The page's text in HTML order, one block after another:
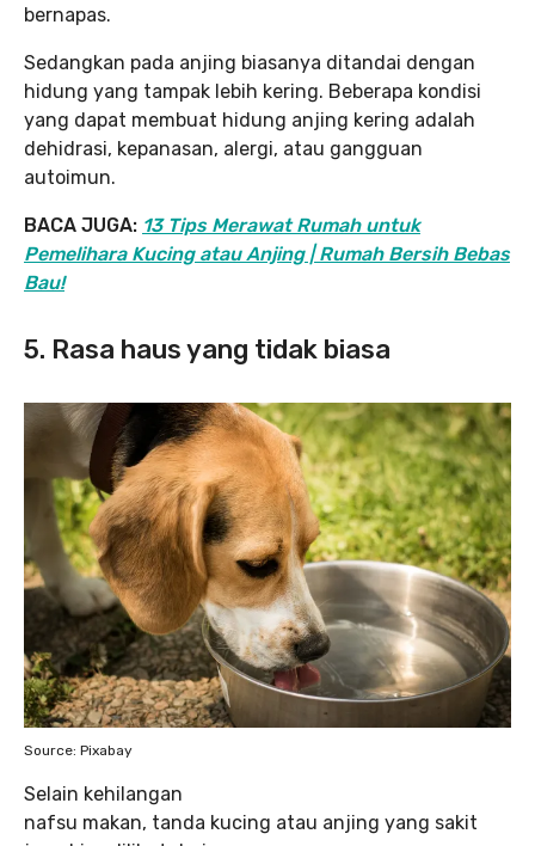
bernapas.
Sedangkan pada anjing biasanya ditandai dengan
hidung yang tampak lebih kering. Beberapa kondisi
yang dapat membuat hidung anjing kering adalah
dehidrasi, kepanasan, alergi, atau gangguan
autoimun.
BACA JUGA: 13 Tips Merawat Rumah untuk
Pemelihara Kucing atau Anjing | Rumah Bersih Bebas
Bau!
5. Rasa haus yang tidak biasa
Source: Pixabay
Selain kehilangan
nafsu makan, tanda kucing atau anjing yang sakit